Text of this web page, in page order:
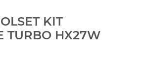
KIT
TURBO HX27W